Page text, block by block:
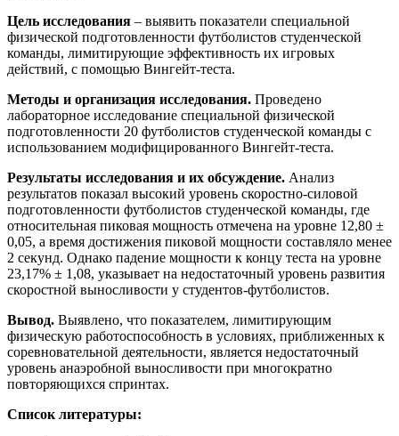
Цель исследования – выявить показатели специальной
физической подготовленности футболистов студенческой
команды, лимитирующие эффективность их игровых
действий, с помощью Вингейт-теста.
Методы и организация исследования. Проведено
лабораторное исследование специальной физической
подготовленности 20 футболистов студенческой команды с
использованием модифицированного Вингейт-теста.
Результаты исследования и их обсуждение. Анализ
результатов показал высокий уровень скоростно-силовой
подготовленности футболистов студенческой команды, где
относительная пиковая мощность отмечена на уровне 12,80 ±
0,05, а время достижения пиковой мощности составляло менее
2 секунд. Однако падение мощности к концу теста на уровне
23,17% ± 1,08, указывает на недостаточный уровень развития
скоростной выносливости у студентов-футболистов.
Вывод. Выявлено, что показателем, лимитирующим
физическую работоспособность в условиях, приближенных к
соревновательной деятельности, является недостаточный
уровень анаэробной выносливости при многократно
повторяющихся спринтах.
Список литературы: